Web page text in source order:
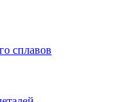
сплавов